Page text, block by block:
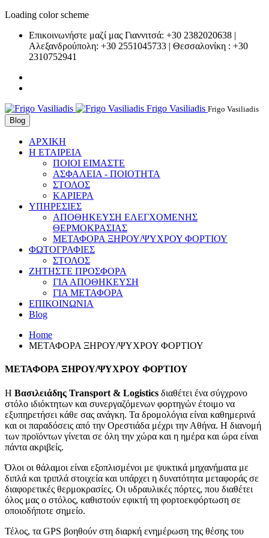
Loading color scheme
Επικοινωνήστε μαζί μας Γιαννιτσά: +30 2382020638 |
Αλεξανδρούπολη: +30 2551045733 | Θεσσαλονίκη : +30
2310752941
Frigo Vasiliadis Frigo Vasiliadis
Blog
ΑΡΧΙΚΗ
Η ΕΤΑΙΡΕΙΑ
ΠΟΙΟΙ ΕΙΜΑΣΤΕ
ΑΣΦΑΛΕΙΑ - ΠΟΙΟΤΗΤΑ
ΣΤΟΛΟΣ
ΚΑΡΙΕΡΑ
ΥΠΗΡΕΣΙΕΣ
ΑΠΟΘΗΚΕΥΣΗ ΕΛΕΓΧΟΜΕΝΗΣ
ΘΕΡΜΟΚΡΑΣΙΑΣ
ΜΕΤΑΦΟΡΑ ΞΗΡΟΥ/ΨΥΧΡΟΥ ΦΟΡΤΙΟΥ
ΦΩΤΟΓΡΑΦΙΕΣ
ΣΤΟΛΟΣ
ΖΗΤΗΣΤΕ ΠΡΟΣΦΟΡΑ
ΓΙΑ ΑΠΟΘΗΚΕΥΣΗ
ΓΙΑ ΜΕΤΑΦΟΡΑ
ΕΠΙΚΟΙΝΩΝΙΑ
Blog
Home
ΜΕΤΑΦΟΡΑ ΞΗΡΟΥ/ΨΥΧΡΟΥ ΦΟΡΤΙΟΥ
ΜΕΤΑΦΟΡΑ ΞΗΡΟΥ/ΨΥΧΡΟΥ ΦΟΡΤΙΟΥ
Η Βασιλειάδης Transport & Logistics διαθέτει ένα σύγχρονο
στόλο ιδιόκτητων και συνεργαζόμενων φορτηγών έτοιμο να
εξυπηρετήσει κάθε σας ανάγκη. Τα δρομολόγια είναι καθημερινά
και οι παραδόσεις από την Ορεστιάδα μέχρι την Αθήνα. Η διανομή
των προϊόντων γίνεται σε όλη την χώρα και η ημέρα και ώρα είναι
πάντα ακριβείς.
Όλοι οι θάλαμοι είναι εξοπλισμένοι με ψυκτικά μηχανήματα με
διπλά και τριπλά στοιχεία και υπάρχει η δυνατότητα μεταφοράς σε
διαφορετικές θερμοκρασίες. Οι υδραυλικές πόρτες, που διαθέτει
όλος μας ο στόλος, καθιστούν εφικτή τη φορτοεκφόρτωση σε
οποιοδήποτε σημείο.
Τέλος, τα GPS βοηθούν στη διαρκή ενημέρωση της θέσης του